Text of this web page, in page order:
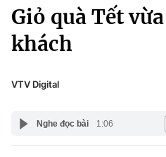
Chuyên mục
Chính trị
Pháp luật
Kinh tế
Thể thao
Truyền hình
Y tế
Công nghệ
Giỏ quà Tết
khách
VTV Digital
Nghe đọc bài 1:06